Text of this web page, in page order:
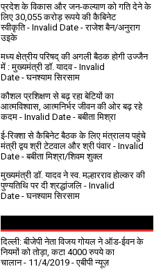
प्रदेश के विकास और जन-कल्याण को गति देने के
लिए 30,055 करोड़ रूपये की कैबिनेट
स्वीकृति- Invalid Date - राजेश बैन/अनुराग
उइके
मध्य क्षेत्रीय परिषद् की अगली बैठक होगी उज्जैन
में : मुख्यमंत्री डॉ. यादव- Invalid
Date - घनश्याम सिरसाम
कौशल प्रशिक्षण से बढ़ रहा बेटियों का
आत्मविश्वास, आत्मनिर्भर जीवन की ओर बढ़ रहे
कदम - Invalid Date - बबीता मिश्रा
ई-रिक्शा से कैबिनेट बैठक के लिए मंत्रालय पहुंचे
मंत्री द्वय श्री टेटवाल और श्री पंवार - Invalid
Date - बबीता मिश्रा/शिवम शुक्ल
मुख्यमंत्री डॉ. यादव ने स्व. मल्हारराव होल्कर की
पुण्यतिथि पर दी श्रद्धांजलि - Invalid
Date - घनश्याम सिरसाम
दिल्ली: बीजेपी नेता विजय गोयल ने ऑड-ईवन के
नियमों को तोड़ा, कटा 4000 रुपये का
चालान- 11/4/2019 - एबीपी न्यूज़